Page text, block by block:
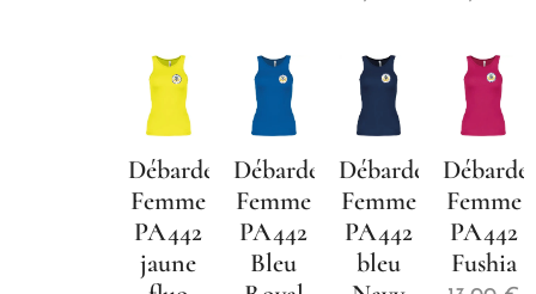
Débardeur
Femme
PA442
jaune
Débardeur
Femme
PA442
Bleu
Débardeur
Femme
PA442
bleu
Femme
PA442
Fushia